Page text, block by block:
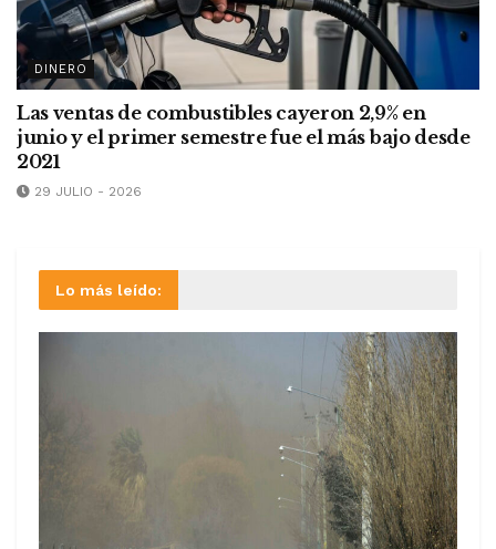
DINERO
Las ventas de combustibles cayeron 2,9% en
junio y el primer semestre fue el más bajo desde
2021
29 JULIO - 2026
Lo más leído: